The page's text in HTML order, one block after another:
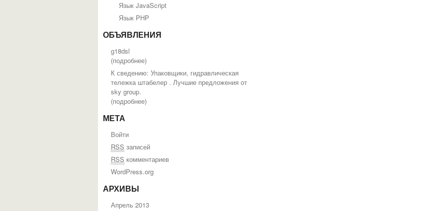
Язык JavaScript
Язык PHP
ОБЪЯВЛЕНИЯ
g18dsl
(подробнее)
К сведению: Упаковщики, гидравлическая
тележка штабелер . Лучшие предложения от
sky group.
(подробнее)
МЕТА
Войти
RSS записей
RSS комментариев
WordPress.org
АРХИВЫ
Апрель 2013